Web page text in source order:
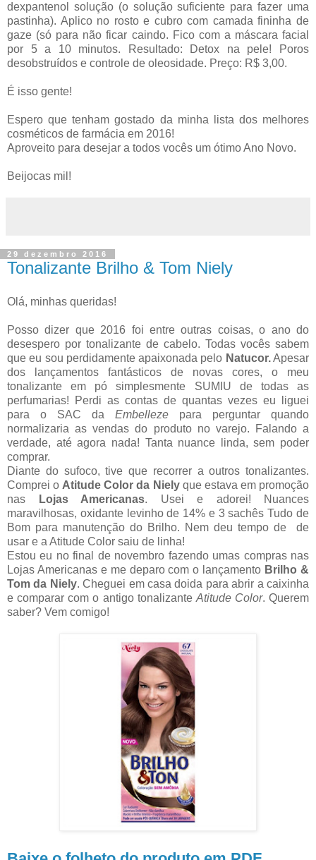
dexpantenol solução (o solução suficiente para fazer uma
pastinha). Aplico no rosto e cubro com camada fininha de
gaze (só para não ficar caindo. Fico com a máscara facial
por 5 a 10 minutos. Resultado: Detox na pele! Poros
desobstruídos e controle de oleosidade. Preço: R$ 3,00.
É isso gente!
Espero que tenham gostado da minha lista dos melhores
cosméticos de farmácia em 2016!
Aproveito para desejar a todos vocês um ótimo Ano Novo.
Beijocas mil!
29 dezembro 2016
Tonalizante Brilho & Tom Niely
Olá, minhas queridas!
Posso dizer que 2016 foi entre outras coisas, o ano do
desespero por tonalizante de cabelo. Todas vocês sabem
que eu sou perdidamente apaixonada pelo Natucor.Apesar
dos lançamentos fantásticos de novas cores, o meu
tonalizante em pó simplesmente SUMIU de todas as
perfumarias! Perdi as contas de quantas vezes eu liguei
para o SAC da Embelleze para perguntar quando
normalizaria as vendas do produto no varejo. Falando a
verdade, até agora nada! Tanta nuance linda, sem poder
comprar.
Diante do sufoco, tive que recorrer a outros tonalizantes.
Comprei o Atitude Color da Nielyque estava em promoção
nas
Lojas Americanas. Usei e adorei! Nuances
maravilhosas, oxidante levinho de 14% e 3 sachês Tudo de
Bom para manutenção do Brilho. Nem deu tempo de de
usar e a Atitude Color saiu de linha!
Estou eu no final de novembro fazendo umas compras nas
Lojas Americanas e me deparo com o lançamento Brilho &
Tom da Niely. Cheguei em casa doida para abrir a caixinha
e comparar com o antigo tonalizante Atitude Color. Querem
saber? Vem comigo!